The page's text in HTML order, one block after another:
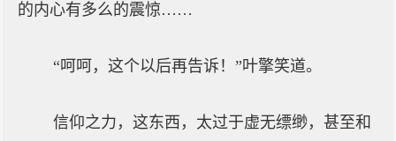
的内心有多么的震惊……
“呵呵，这个以后再告诉！”叶擎笑道。
信仰之力，这东西，太过于虚无缥缈，甚至和